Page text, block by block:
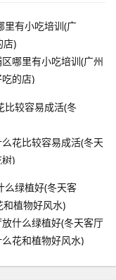
哪里有小吃培训(广州
的店)
花比较容易成活(冬天
)
什么绿植好(冬天客厅
花和植物好风水)